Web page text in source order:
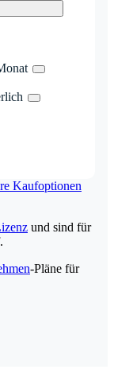
Kaufoptionen
und sind für
-Pläne für